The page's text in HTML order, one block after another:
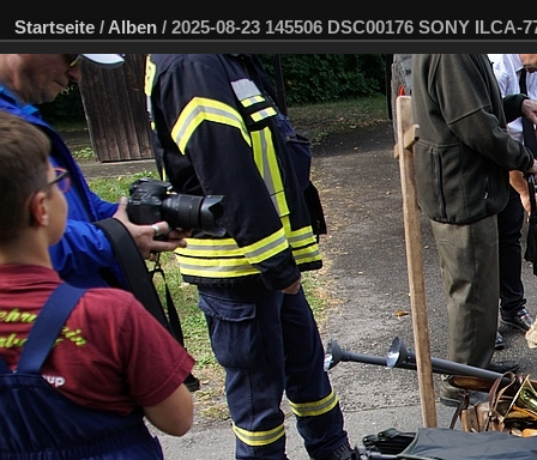
Startseite / Alben / 2025-08-23 145506 DSC00176 SONY ILCA-